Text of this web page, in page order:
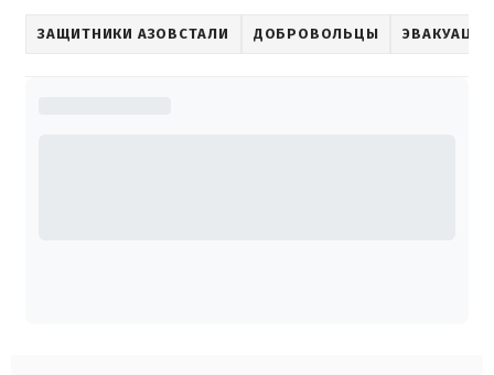
ЗАЩИТНИКИ АЗОВСТАЛИ ДОБРОВОЛЬЦЫ